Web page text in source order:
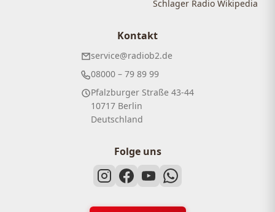
Schlager Radio Wikipedia
Kontakt
service@radiob2.de
08000 – 79 89 99
Pfalzburger Straße 43-44
10717 Berlin
Deutschland
Folge uns